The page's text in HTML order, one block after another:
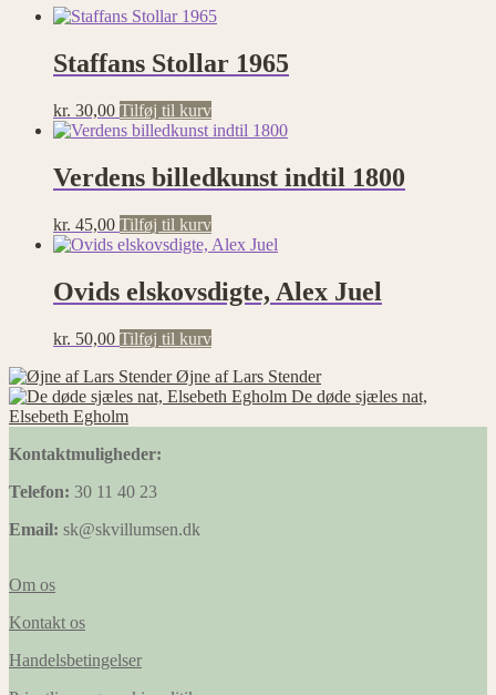
Staffans Stollar 1965
kr. 30,00 Tilføj til kurv
Verdens billedkunst indtil 1800
kr. 45,00 Tilføj til kurv
Ovids elskovsdigte, Alex Juel
kr. 50,00 Tilføj til kurv
Øjne af Lars Stender
De døde sjæles nat,
Elsebeth Egholm
Kontaktmuligheder:
Telefon: 30 11 40 23
Email: sk@skvillumsen.dk
Om os
Kontakt os
Handelsbetingelser